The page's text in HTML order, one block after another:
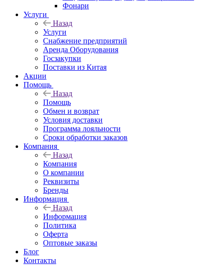
Фонари
Услуги
Назад
Услуги
Снабжение предприятий
Аренда Оборудования
Госзакупки
Поставки из Китая
Акции
Помощь
Назад
Помощь
Обмен и возврат
Условия доставки
Программа лояльности
Сроки обработки заказов
Компания
Назад
Компания
О компании
Реквизиты
Бренды
Информация
Назад
Информация
Политика
Оферта
Оптовые заказы
Блог
Контакты